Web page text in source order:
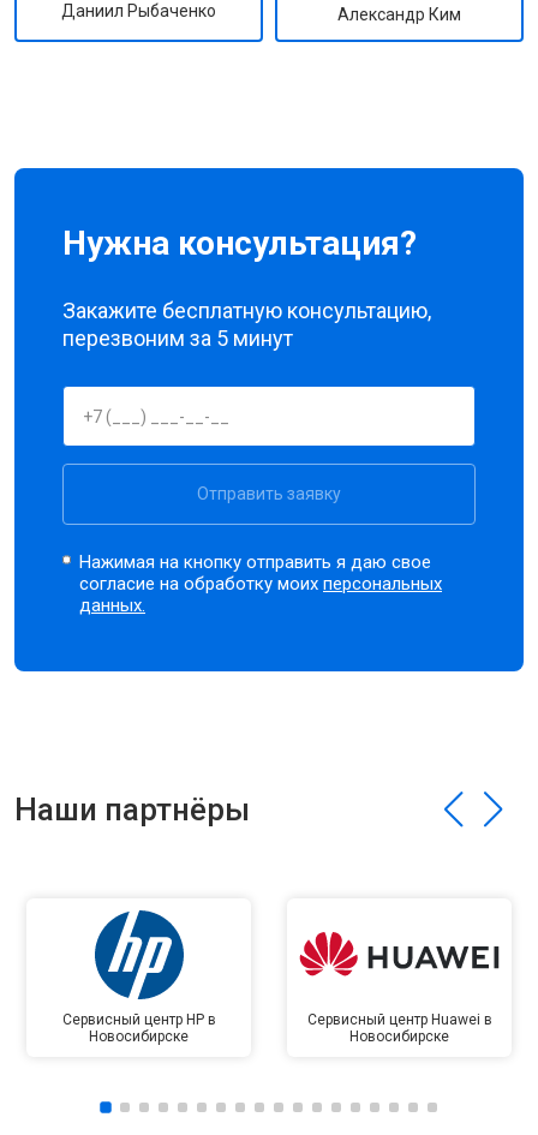
Даниил Рыбаченко Александр Ким
Нужна консультация?
Закажите бесплатную консультацию,
перезвоним за 5 минут
Отправить заявку
Нажимая на кнопку отправить я даю свое
согласие на обработку моихперсональных
данных.
Наши партнёры
Сервисный центр HP в
Новосибирске
Сервисный центр Huawei в
Новосибирске